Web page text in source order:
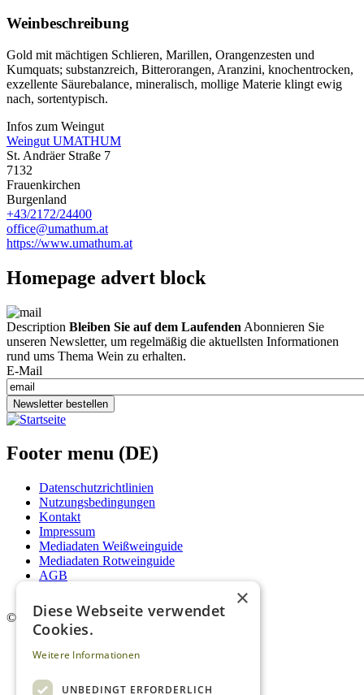
Weinbeschreibung
Gold mit mächtigen Schlieren, Marillen, Orangenzesten und
Kumquats; substanzreich, Bitterorangen, Aranzini, knochentrocken,
exzellente Säurebalance, mineralisch, mollige Materie klingt ewig
nach, sortentypisch.
Infos zum Weingut
Weingut UMATHUM
St. Andräer Straße 7
7132
Frauenkirchen
Burgenland
+43/2172/24400
office@umathum.at
https://www.umathum.at
Homepage advert block
Description Bleiben Sie auf dem Laufenden Abonnieren Sie
unseren Newsletter, um regelmäßig die aktuellsten Informationen
rund ums Thema Wein zu erhalten.
E-Mail
Newsletter bestellen
Footer menu (DE)
Datenschutzrichtlinien
Nutzungsbedingungen
Kontakt
Impressum
Mediadaten Weißweinguide
Mediadaten Rotweinguide
AGB
© 2026. Alle Rechte vorbehalten.
×
Diese Webseite verwendet
Cookies.
Weitere Informationen
UNBEDINGT ERFORDERLICH